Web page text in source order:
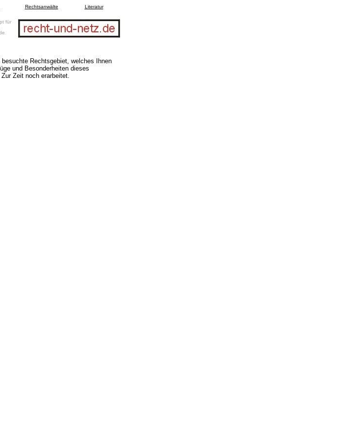
Rechtsanwälte Literatur
für
Rechtsgebiet, welches Ihnen
und Besonderheiten dieses
Zeit noch erarbeitet.